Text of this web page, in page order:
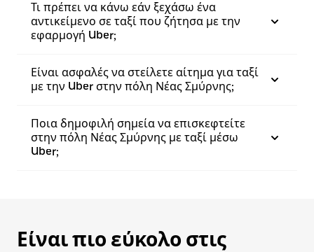
Τι πρέπει να κάνω εάν ξεχάσω ένα
αντικείμενο σε ταξί που ζήτησα με την
εφαρμογή Uber;
Είναι ασφαλές να στείλετε αίτημα για ταξί
με την Uber στην πόλη Νέας Σμύρνης;
Ποια δημοφιλή σημεία να επισκεφτείτε
στην πόλη Νέας Σμύρνης με ταξί μέσω
Uber;
Είναι πιο εύκολο στις